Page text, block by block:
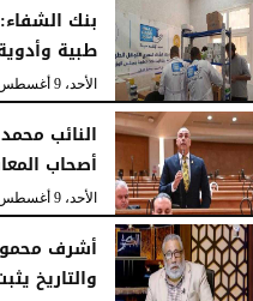
بنك
طبية
الأحد، 9 أغسطس 2026
النائب
أصحاب
الأحد، 9 أغسطس 2026
أشرف
والتاريخ